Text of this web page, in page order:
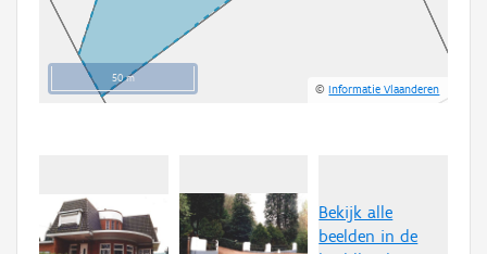
50 m
©Informatie Vlaanderen
Bekijk alle
beelden in de